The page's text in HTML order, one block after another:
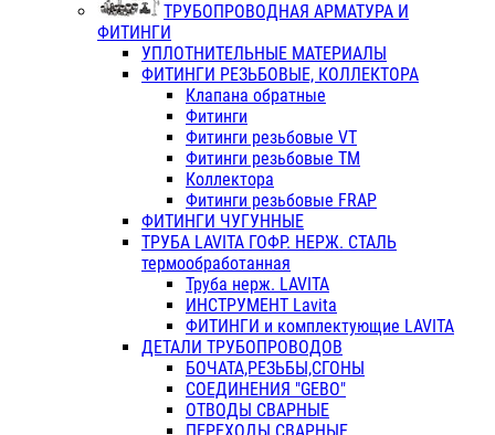
ТРУБОПРОВОДНАЯ АРМАТУРА И
ФИТИНГИ
УПЛОТНИТЕЛЬНЫЕ МАТЕРИАЛЫ
ФИТИНГИ РЕЗЬБОВЫЕ, КОЛЛЕКТОРА
Клапана обратные
Фитинги
Фитинги резьбовые VT
Фитинги резьбовые ТМ
Коллектора
Фитинги резьбовые FRAP
ФИТИНГИ ЧУГУННЫЕ
ТРУБА LAVITA ГОФР. НЕРЖ. СТАЛЬ
термообработанная
Труба нерж. LAVITA
ИНСТРУМЕНТ Lavita
ФИТИНГИ и комплектующие LAVITA
ДЕТАЛИ ТРУБОПРОВОДОВ
БОЧАТА,РЕЗЬБЫ,СГОНЫ
СОЕДИНЕНИЯ "GEBO"
ОТВОДЫ СВАРНЫЕ